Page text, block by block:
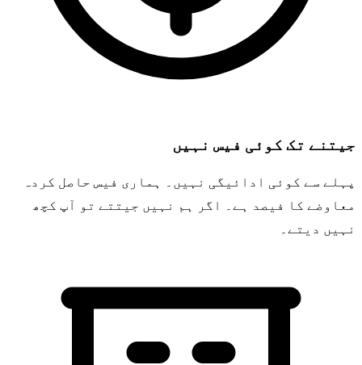
جیتنے تک کوئی فیس نہیں
پہلے سے کوئی ادائیگی نہیں۔ ہماری فیس حاصل کردہ
معاوضے کا فیصد ہے۔ اگر ہم نہیں جیتتے تو آپ کچھ
نہیں دیتے۔